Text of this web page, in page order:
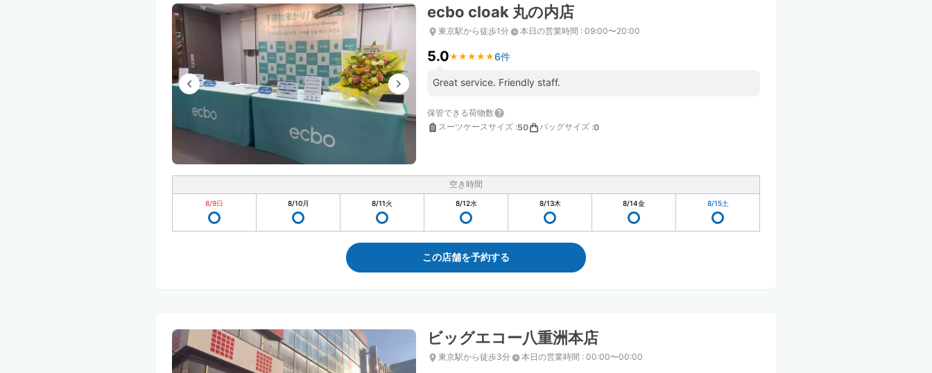
ecbo cloak 丸の内店
東京駅から徒歩1分 本日の営業時間 : 09:00〜20:00
5.0★ ★ ★ ★ ★
★ ★ ★ ★ ★6件
Great service. Friendly staff.
保管できる荷物数
スーツケースサイズ :50 バッグサイズ :0
空き時間
8/9日 8/10月 8/11火 8/12水 8/13木 8/14金 8/15土
この店舗を予約する
ビッグエコー八重洲本店
東京駅から徒歩3分 本日の営業時間 : 00:00〜00:00